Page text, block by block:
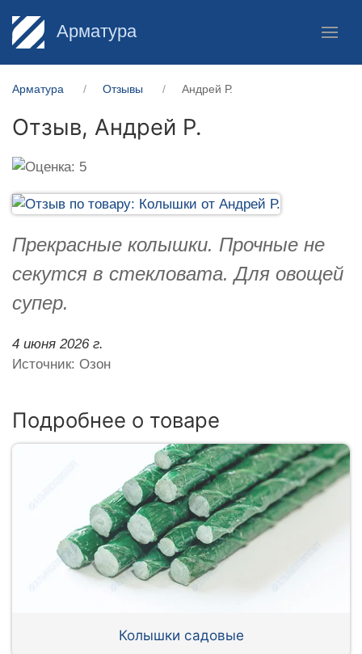
Арматура
Арматура Отзывы Андрей Р.
Отзыв, Андрей Р.
Прекрасные колышки. Прочные не
секутся в стекловата. Для овощей
супер.
4 июня 2026 г.
Источник: Озон
Подробнее о товаре
Колышки садовые